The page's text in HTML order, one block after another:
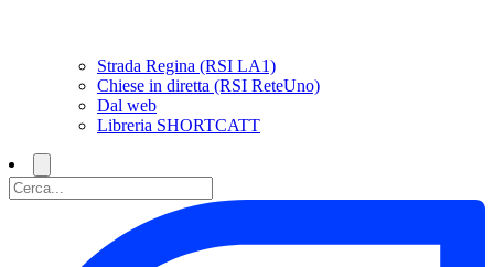
Strada Regina (RSI LA1)
Chiese in diretta (RSI ReteUno)
Dal web
Libreria SHORTCATT